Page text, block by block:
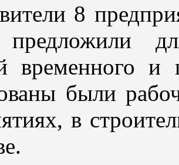
8
предложили
временного и
были
в